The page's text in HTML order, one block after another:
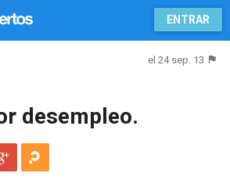
ENTRAR
el 24 sep. 13
desempleo.